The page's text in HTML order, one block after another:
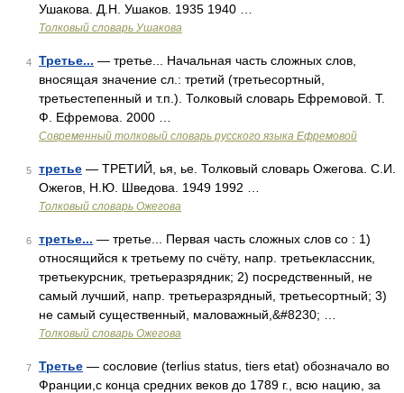
Ушакова. Д.Н. Ушаков. 1935 1940 …
Толковый словарь Ушакова
4 Третье... — третье... Начальная часть сложных слов,
вносящая значение сл.: третий (третьесортный,
третьестепенный и т.п.). Толковый словарь Ефремовой. Т.
Ф. Ефремова. 2000 …
Современный толковый словарь русского языка Ефремовой
5 третье — ТРЕТИЙ, ья, ье. Толковый словарь Ожегова. С.И.
Ожегов, Н.Ю. Шведова. 1949 1992 …
Толковый словарь Ожегова
6 третье... — третье... Первая часть сложных слов со : 1)
относящийся к третьему по счёту, напр. третьеклассник,
третьекурсник, третьеразрядник; 2) посредственный, не
самый лучший, напр. третьеразрядный, третьесортный; 3)
не самый существенный, маловажный,&#8230; …
Толковый словарь Ожегова
7 Третье — сословие (terlius status, tiers etat) обозначало во
Франции,с конца средних веков до 1789 г., всю нацию, за